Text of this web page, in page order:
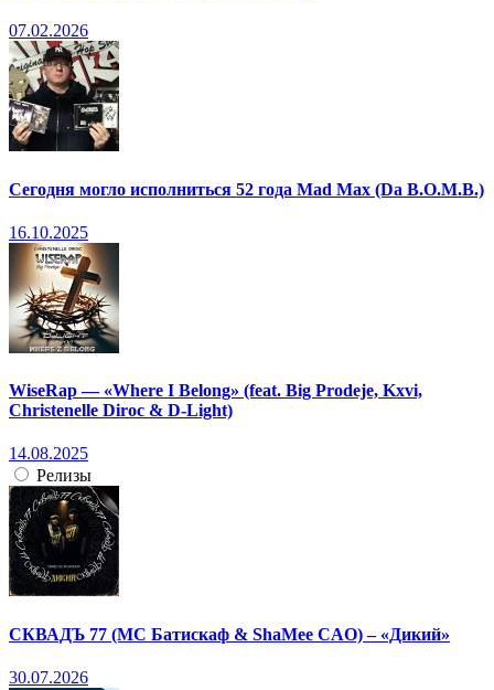
07.02.2026
Сегодня могло исполниться 52 года Mad Max (Da B.O.M.B.)
16.10.2025
WiseRap — «Where I Belong» (feat. Big Prodeje, Kxvi,
Christenelle Diroc & D-Light)
14.08.2025
Релизы
СКВАДЪ 77 (МС Батискаф & ShaMee CAO) – «Дикий»
30.07.2026